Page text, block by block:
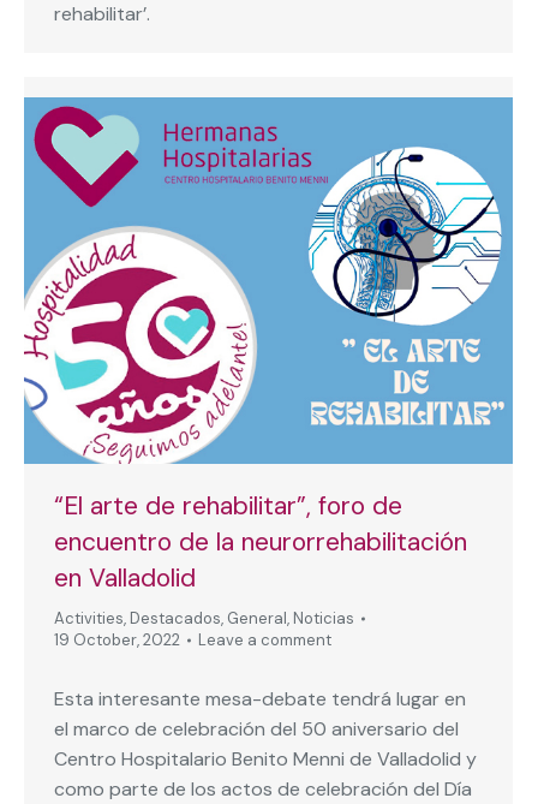
rehabilitar’.
“El arte de rehabilitar”, foro de
encuentro de la neurorrehabilitación
en Valladolid
Activities, Destacados, General, Noticias
19 October, 2022
Leave a comment
Esta interesante mesa-debate tendrá lugar en
el marco de celebración del 50 aniversario del
Centro Hospitalario Benito Menni de Valladolid y
como parte de los actos de celebración del Día